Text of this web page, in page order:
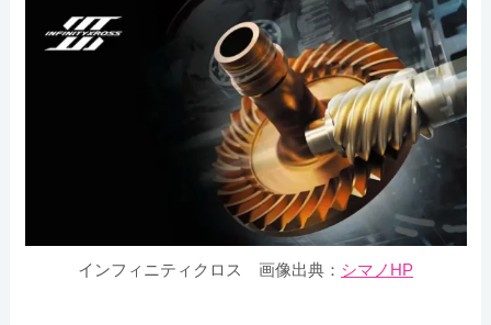
インフィニティクロス 画像出典： シマノHP